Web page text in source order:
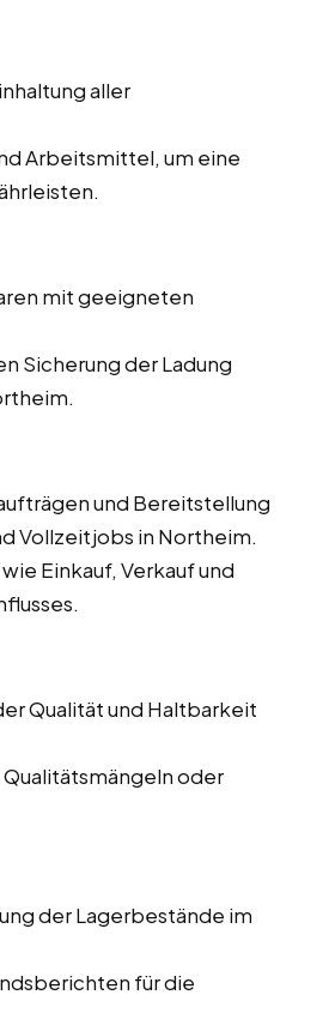
aller
Arbeitsmittel, um eine
mit geeigneten
Sicherung der Ladung
und Bereitstellung
Vollzeitjobs in Northeim.
Einkauf, Verkauf und
Qualität und Haltbarkeit
oder
der Lagerbestände im
für die